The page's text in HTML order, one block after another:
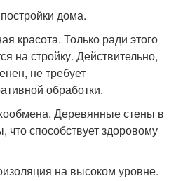
дома.
красота. Только ради этого
на стройку. Действительно,
не требует
обработки.
Деревянные стены в
способствует здоровому
на высоком уровне.